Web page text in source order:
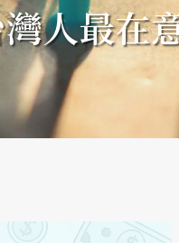
人最在